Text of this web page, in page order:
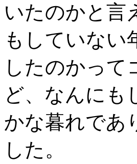
いたのかと言
もしていない
したのかって
ど、なんにも
かな暮れであ
した。